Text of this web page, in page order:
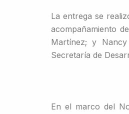
La entrega se
acompañamiento
Martínez; y
Secretaría de
En el marco del